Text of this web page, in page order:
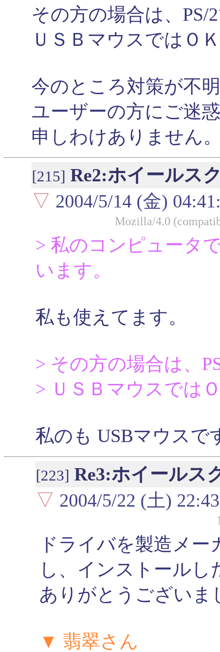
その方の場合は、
ＵＳＢマウスではＯ
今のところ対策が不
ユーザーの方にご迷
申しわけありません
[215] Re2:ホイールス
▽ 2004/5/14 (金)
Mozilla/4.0
> 私のコンピュータ
います。
私も使えてます。
> その方の場合は、
> ＵＳＢマウスでは
私のも USBマウスで
[223] Re3:ホイールス
▽ 2004/5/22 (土)
ドライバを製造メ
し、インストールし
ありがとうございま
▼ 翡翠さん